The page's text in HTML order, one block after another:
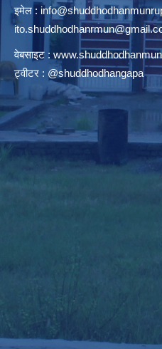
इमेल :
वेबसाइट :
ट्वीटर : @shuddhodhangapa